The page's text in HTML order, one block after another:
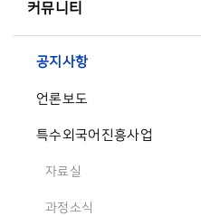
커뮤니티
공지사항
언론보도
특수외국어진흥사업
자료실
과정소식